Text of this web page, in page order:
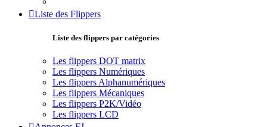
Liste des Flippers
Liste des flippers par catégories
Les flippers DOT matrix
Les flippers Numériques
Les flippers Alphanumériques
Les flippers Mécaniques
Les flippers P2K/Vidéo
Les flippers LCD